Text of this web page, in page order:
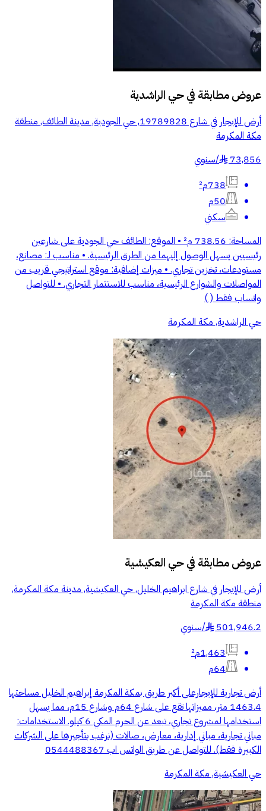
عروض مطابقة فيحي الراشدية
أرض للإيجار في شارع 19789828, حي الجودية, مدينة الطائف, منطقة
مكة المكرمة
73,856
§
/سنوي
738م²
50م
سكني
المساحة: 738.56 م² • الموقع: الطائف حي الجودية على شارعين
رئيسيين يسهل الوصول إليهما من الطرق الرئيسية. • مناسب لـ: مصانع،
مستودعات، تخزين تجاري. • ميزات إضافية: موقع استراتيجي قريب من
المواصلات والشوارع الرئيسية، مناسب للاستثمار التجاري. • للتواصل
واتساب فقط ( )
حي الراشدية, مكة المكرمة
عروض مطابقة فيحي العكيشية
أرض للإيجار في شارع ابراهيم الخليل, حي العكيشية, مدينة مكة المكرمة,
منطقة مكة المكرمة
501,946.2
§
/سنوي
1,463م²
64م
أرض تجارية للإيجارعلى أكبر طريق بمكة المكرمة إبراهيم الخليل مساحتها
1463.4 متر، مميزاتها تقع على شارع 64م وشارع 15م، مما يسهل
استخدامها لمشروع تجاري، تبعد عن الحرم المكي 6 كيلو. الاستخدامات:
مباني تجارية، مباني إدارية، معارض، صالات (نرغب بتأجيرها على الشركات
الكبيرة فقط). للتواصل عن طريق الواتس اب 0544488367
حي العكيشية, مكة المكرمة